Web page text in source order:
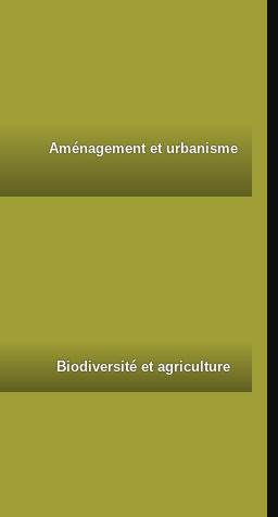
Aménagement et urbanisme
Biodiversité et agriculture